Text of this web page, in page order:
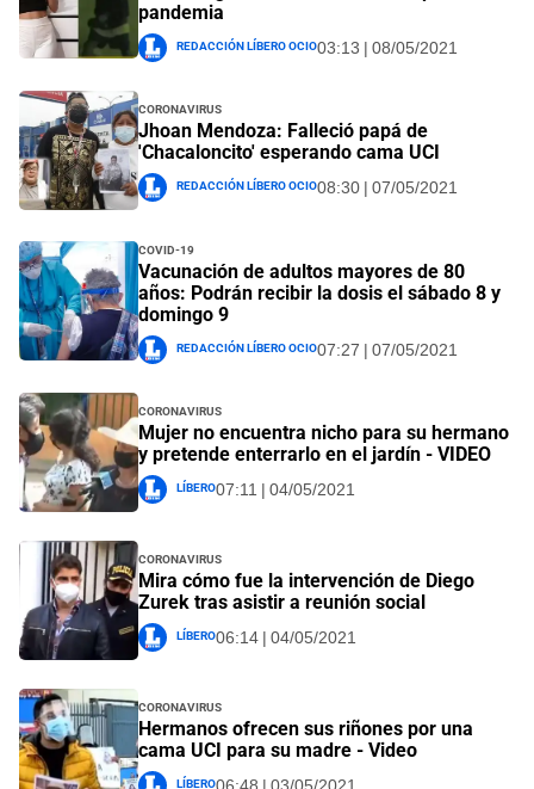
pandemia
Redacción Líbero Ocio03:13 | 08/05/2021
Coronavirus
Jhoan Mendoza: Falleció papá de
'Chacaloncito' esperando cama UCI
Redacción Líbero Ocio08:30 | 07/05/2021
covid-19
Vacunación de adultos mayores de 80
años: Podrán recibir la dosis el sábado 8 y
domingo 9
Redacción Líbero Ocio07:27 | 07/05/2021
Coronavirus
Mujer no encuentra nicho para su hermano
y pretende enterrarlo en el jardín - VIDEO
Líbero07:11 | 04/05/2021
Coronavirus
Mira cómo fue la intervención de Diego
Zurek tras asistir a reunión social
Líbero06:14 | 04/05/2021
Coronavirus
Hermanos ofrecen sus riñones por una
cama UCI para su madre - Video
Líbero